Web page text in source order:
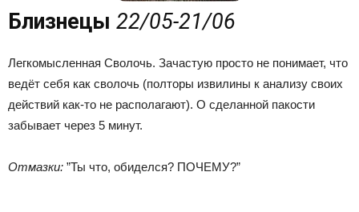
Близнецы 22/05-21/06
Легкомысленная Сволочь. Зачастую просто не понимает, что
ведёт себя как сволочь (полторы извилины к анализу своих
действий как-то не располагают). О сделанной пакости
забывает через 5 минут.
Отмазки: ”Ты что, обиделся? ПОЧЕМУ?”